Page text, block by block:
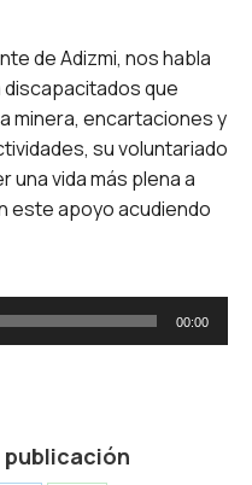
de Adizmi, nos habla
que
minera, encartaciones y
su voluntariado
una vida más plena a
este apoyo acudiendo
00:00